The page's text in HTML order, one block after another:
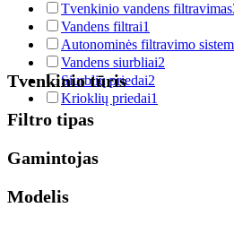
Tvenkinio vandens filtravimas
Vandens filtrai1
Autonominės filtravimo
Vandens siurbliai2
Siurblių priedai2
Krioklių priedai1
Tvenkinio tūris
Filtro tipas
Gamintojas
Modelis